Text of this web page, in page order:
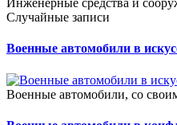
Инженерные средства и
Случайные записи
Военные автомобили в
Военные автомобили, со